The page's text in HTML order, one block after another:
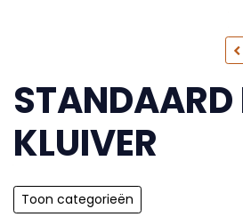
STANDAARD
KLUIVER
Toon categorieën